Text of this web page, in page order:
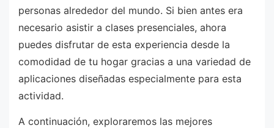
personas alrededor del mundo. Si bien antes era
necesario asistir a clases presenciales, ahora
puedes disfrutar de esta experiencia desde la
comodidad de tu hogar gracias a una variedad de
aplicaciones diseñadas especialmente para esta
actividad.
A continuación, exploraremos las mejores